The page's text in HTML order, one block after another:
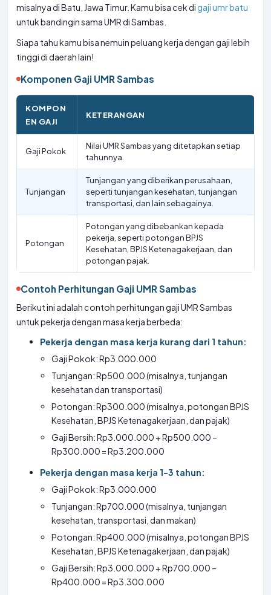
misalnya di Batu, Jawa Timur. Kamu bisa cek di gaji umr batu
untuk bandingin sama UMR di Sambas.
Siapa tahu kamu bisa nemuin peluang kerja dengan gaji lebih
tinggi di daerah lain!
Komponen Gaji UMR Sambas
KOMPON
EN GAJI
KETERANGAN
Gaji Pokok
Nilai UMR Sambas yang ditetapkan setiap
tahunnya.
Tunjangan
Tunjangan yang diberikan perusahaan,
seperti tunjangan kesehatan, tunjangan
transportasi, dan lain sebagainya.
Potongan
Potongan yang dibebankan kepada
pekerja, seperti potongan BPJS
Kesehatan, BPJS Ketenagakerjaan, dan
potongan pajak.
Contoh Perhitungan Gaji UMR Sambas
Berikut ini adalah contoh perhitungan gaji UMR Sambas
untuk pekerja dengan masa kerja berbeda:
Pekerja dengan masa kerja kurang dari 1 tahun:
Gaji Pokok: Rp3.000.000
Tunjangan: Rp500.000 (misalnya, tunjangan
kesehatan dan transportasi)
Potongan: Rp300.000 (misalnya, potongan BPJS
Kesehatan, BPJS Ketenagakerjaan, dan pajak)
Gaji Bersih: Rp3.000.000 + Rp500.000 –
Rp300.000 = Rp3.200.000
Pekerja dengan masa kerja 1-3 tahun:
Gaji Pokok: Rp3.000.000
Tunjangan: Rp700.000 (misalnya, tunjangan
kesehatan, transportasi, dan makan)
Potongan: Rp400.000 (misalnya, potongan BPJS
Kesehatan, BPJS Ketenagakerjaan, dan pajak)
Gaji Bersih: Rp3.000.000 + Rp700.000 –
Rp400.000 = Rp3.300.000